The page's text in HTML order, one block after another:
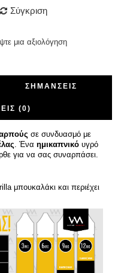
Σύγκριση
μια αξιολόγηση
ΣΗΜΆΝΣΕΙΣ
(0)
σε συνδυασμό με
. Ένα ημικαπνικό υγρό
για να σας συναρπάσει.
μπουκαλάκι και περιέχει